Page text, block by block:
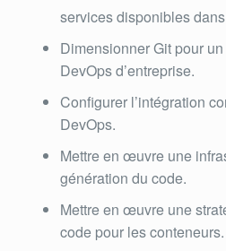
services disponibles
Dimensionner Git pour
DevOps d’entreprise.
Configurer l’intégration
DevOps.
Mettre en œuvre une
génération du code.
Mettre en œuvre une
code pour les conteneurs.